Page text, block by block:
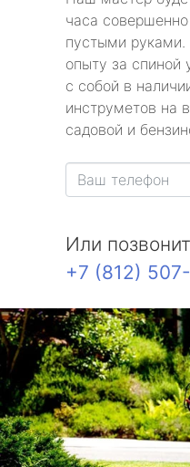
часа
пустыми
опыту за спиной
с собой в
инструметов на
садовой и
Или
+7 (812)